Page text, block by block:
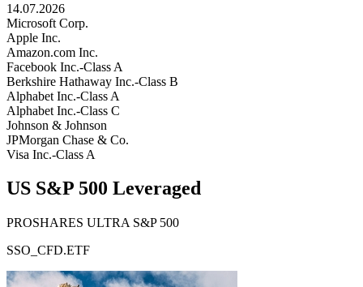
14.07.2026
Microsoft Corp.
Apple Inc.
Amazon.com Inc.
Facebook Inc.-Class A
Berkshire Hathaway Inc.-Class B
Alphabet Inc.-Class A
Alphabet Inc.-Class C
Johnson & Johnson
JPMorgan Chase & Co.
Visa Inc.-Class A
US S&P 500 Leveraged
PROSHARES ULTRA S&P 500
SSO_CFD.ETF